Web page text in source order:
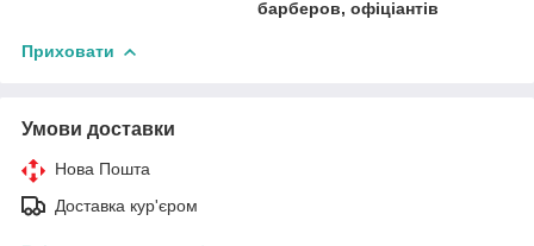
барберов, офіціантів
Приховати
Умови доставки
Нова Пошта
Доставка кур'єром